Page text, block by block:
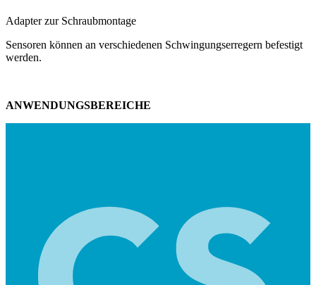
Adapter zur Schraubmontage
Sensoren können an verschiedenen Schwingungserregern befestigt
werden.
ANWENDUNGSBEREICHE